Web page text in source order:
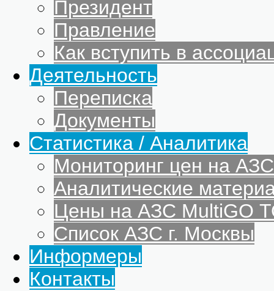
Президент
Правление
Как вступить в
Деятельность
Переписка
Документы
Статистика / Аналитика
Мониторинг цен на
Аналитические
Цены на АЗС MultiGO
Список АЗС г. Москвы
Информеры
Контакты